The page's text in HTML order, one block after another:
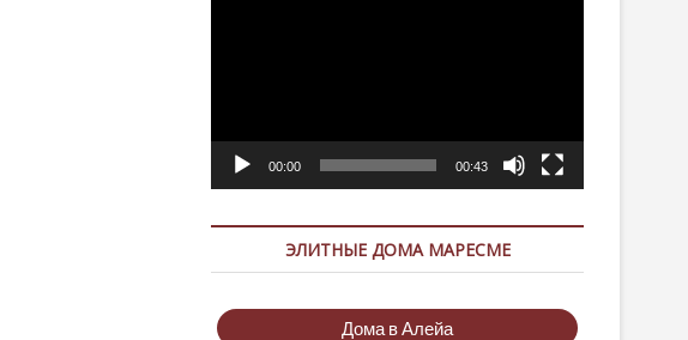
00:00 00:43
ЭЛИТНЫЕ ДОМА МАРЕСМЕ
Дома в Алейа